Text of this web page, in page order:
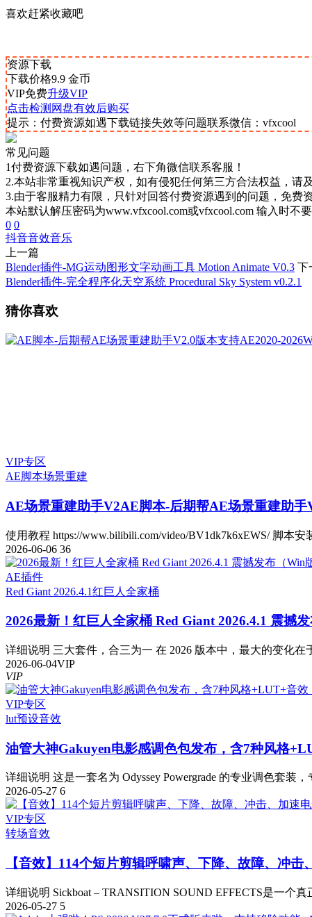
喜欢赶紧收藏吧
资源下载
下载价格9.9 金币
VIP免费升级VIP
点击检测网盘有效后购买
提示：付费资源如遇下载链接失效等问题联系微信：vfxcool
常见问题
1付费资源下载如遇问题，右下角微信联系客服！
2.本站非常重视知识产权，如有侵犯任何第三方合法权益，请
3.由于客服精力有限，只针对回答付费资源遇到的问题，免费
本站默认解压密码为www.vfxcool.com或vfxcool.com 输入时不
0 0
抖音音效音乐
上一篇
Blender插件-MG运动图形文字动画工具 Motion Animate V0.3 下
Blender插件-完全程序化天空系统 Procedural Sky System v0.2.1
猜你喜欢
VIP专区
AE脚本场景重建
AE场景重建助手V2AE脚本-后期帮AE场景重建助
使用教程 https://www.bilibili.com/video/BV1dk7k6xEWS/ 脚本安
2026-06-06 36
AE插件
Red Giant 2026.4.1红巨人全家桶
2026最新！红巨人全家桶 Red Giant 2026.4.1 震撼发
详细说明 三大套件，合三为一 在 2026 版本中，最大的变化在
2026-06-04VIP
VIP
VIP专区
lut预设音效
油管大神Gakuyen电影感调色包发布，含7种风格
详细说明 这是一套名为 Odyssey Powergrade 的专业调色套装
2026-05-27 6
VIP专区
转场音效
【音效】114个短片剪辑呼啸声、下降、故障、冲
详细说明 Sickboat – TRANSITION SOUND EFFECTS是一个
2026-05-27 5